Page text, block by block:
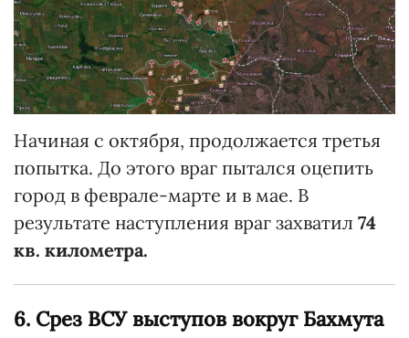
Начиная с октября, продолжается третья
попытка. До этого враг пытался оцепить
город в феврале-марте и в мае. В
результате наступления враг захватил 74
кв. километра.
6. Срез ВСУ выступов вокруг Бахмута